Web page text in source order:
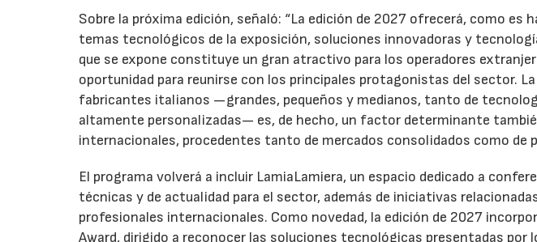
Sobre la próxima edición, señaló: “La edición de 2027 ofrecerá, como es
temas tecnológicos de la exposición, soluciones innovadoras y
que se expone constituye un gran atractivo para los operadores
oportunidad para reunirse con los principales protagonistas del sector.
fabricantes italianos —grandes, pequeños y medianos, tanto de
altamente personalizadas— es, de hecho, un factor determinante
internacionales, procedentes tanto de mercados consolidados como de
El programa volverá a incluir LamiaLamiera, un espacio dedicado a
técnicas y de actualidad para el sector, además de iniciativas
profesionales internacionales. Como novedad, la edición de 2027
Award, dirigido a reconocer las soluciones tecnológicas presentadas por